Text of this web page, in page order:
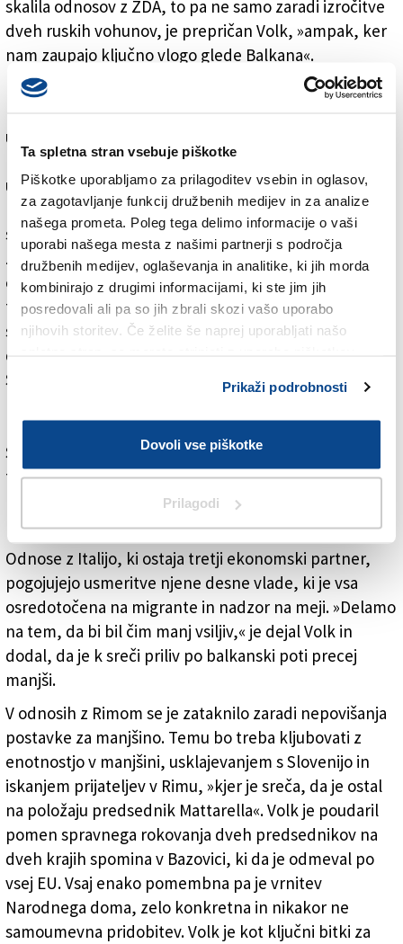
Ta spletna stran vsebuje piškotke
Piškotke uporabljamo za prilagoditev vsebin in oglasov,
za zagotavljanje funkcij družbenih medijev in za analize
našega prometa. Poleg tega delimo informacije o vaši
uporabi našega mesta z našimi partnerji s področja
družbenih medijev, oglaševanja in analitike, ki jih morda
kombinirajo z drugimi informacijami, ki ste jim jih
posredovali ali pa so jih zbrali skozi vašo uporabo
njihovih storitev. Če želite še naprej uporabljati našo
Prikaži podrobnosti
Dovoli vse piškotke
Prilagodi
skalila odnosov z ZDA, to pa ne samo zaradi izročitve
dveh ruskih vohunov, je prepričan Volk, »ampak, ker
nam zaupajo ključno vlogo glede Balkana«.
Kaj pa s Trumpom? Bo res konec vojn? Morda v
uspeh že v tem, da Putin ni zasedel celotne Ukrajine.
Možno je, da pride do premirja v Libanonu, malo
upanja pa je za Gazo. Glede odnosov s sosedami v EU,
kjer so na vladi desnice, je bil odgovor diplomatski:
smo za dobre odnose z vsemi, ne glede, kdo vlada.
Zaskrbljeni so seveda zaradi nemške krize, ki utegne
ekonomsko pogojevati Slovenijo, je pa Volk ponudil
tudi manj znan podatek, da Nemčija ni več prvi
slovenski partner. To je postala Švica z vlaganjem
dveh farmacevtskih kolosov Sandoz in Novartis, ki sta
Slovenijo izbrali zaradi ugodnega razmerja med
Naglo raste tudi sodelovanje s Kitajsko, ki si je
Slovenijo izbrala kot eno petih držav za izvoz v EU. V
treh letih je tako uvoz iz Kitajske zrasel za petkrat,
bilanco pa bo treba uravnovesiti, saj je izvoz skoraj
neznaten.
Odnose z Italijo, ki ostaja tretji ekonomski partner,
pogojujejo usmeritve njene desne vlade, ki je vsa
osredotočena na migrante in nadzor na meji. »Delamo
na tem, da bi bil čim manj vsiljiv,« je dejal Volk in
dodal, da je k sreči priliv po balkanski poti precej
manjši.
V odnosih z Rimom se je zataknilo zaradi nepovišanja
postavke za manjšino. Temu bo treba kljubovati z
enotnostjo v manjšini, usklajevanjem s Slovenijo in
iskanjem prijateljev v Rimu, »kjer je sreča, da je ostal
na položaju predsednik Mattarella«. Volk je poudaril
pomen spravnega rokovanja dveh predsednikov na
dveh krajih spomina v Bazovici, ki da je odmeval po
vsej EU. Vsaj enako pomembna pa je vrnitev
Narodnega doma, zelo konkretna in nikakor ne
samoumevna pridobitev. Volk je kot ključni bitki za